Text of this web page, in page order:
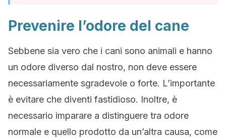
Prevenire l’odore del cane
Sebbene sia vero che i cani sono animali e hanno
un odore diverso dal nostro, non deve essere
necessariamente sgradevole o forte. L’importante
è evitare che diventi fastidioso. Inoltre, è
necessario imparare a distinguere tra odore
normale e quello prodotto da un’altra causa, come